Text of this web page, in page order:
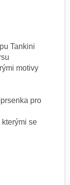
Tankini
motivy
pro
kterými se